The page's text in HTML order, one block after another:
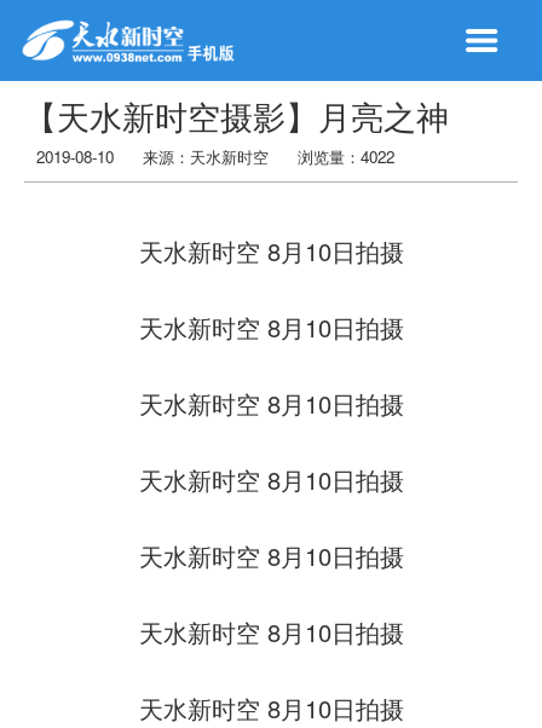
【天水新时空摄影】月亮之神
2019-08-10 来源： 天水新时空 浏览量： 4022
天水新时空 8月10日拍摄
天水新时空 8月10日拍摄
天水新时空 8月10日拍摄
天水新时空 8月10日拍摄
天水新时空 8月10日拍摄
天水新时空 8月10日拍摄
天水新时空 8月10日拍摄